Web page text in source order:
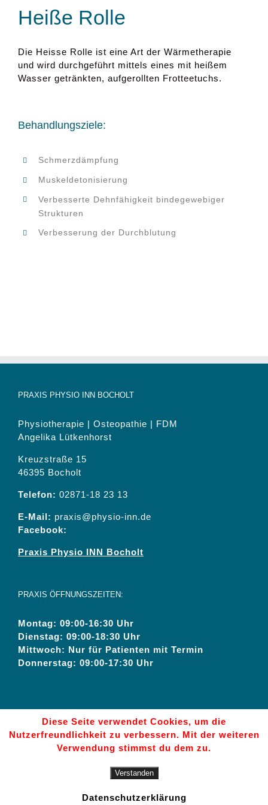
Heiße Rolle
Die Heisse Rolle ist eine Art der Wärmetherapie
und wird durchgeführt mittels eines mit heißem
Wasser getränkten, aufgerollten Frotteetuchs.
Behandlungsziele:
Schmerzdämpfung
Muskeldetonisierung
Verbesserte Dehnfähigkeit bindegewebiger
Strukturen
Verbesserung der Durchblutung
PRAXIS PHYSIO INN BOCHOLT
Physiotherapie | Osteopathie | FDM
Angelika Lütkenhorst
Kreuzstraße 15
46395 Bocholt
Telefon: 02871-18 23 13
E-Mail: praxis@physio-inn.de
Facebook:
Praxis Physio INN Bocholt
PRAXIS ÖFFNUNGSZEITEN:
Montag: 09:00-16:30 Uhr
Dienstag: 09:00-18:30 Uhr
Mittwoch: Nur für Patienten mit Termin
Donnerstag: 09:00-17:30 Uhr
Praxis Physio INN Physiotherapie | Osteopathie | FDM | All
Rights Reserved © 2026 |Impressum/Disclaimer
Datenschutzerklaerung
Diese Seite verwendet Cookies, um die
Nutzerfreundlichkeit zu verbessern. Mit der weiteren
Verwendung stimmst du dem zu.
Verstanden
Datenschutzerklärung